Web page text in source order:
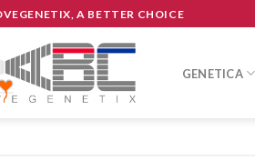
A BETTER CHOICE
GENETICA